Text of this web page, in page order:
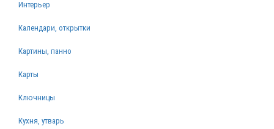
Интерьер
Календари, открытки
Картины, панно
Карты
Ключницы
Кухня, утварь